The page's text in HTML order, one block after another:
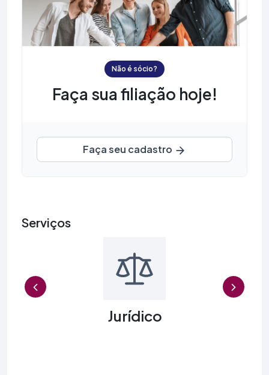
Não é sócio?
Faça sua filiação hoje!
Faça seu cadastro
Serviços
Previous
Jurídico